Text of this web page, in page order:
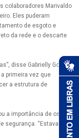
colaboradores Marivaldo
Eles puderam
de esgoto e
da rede e o descarte
disse Gabrielly Gomes
primeira vez que
a estrutura de
a importância de os
“Estavam